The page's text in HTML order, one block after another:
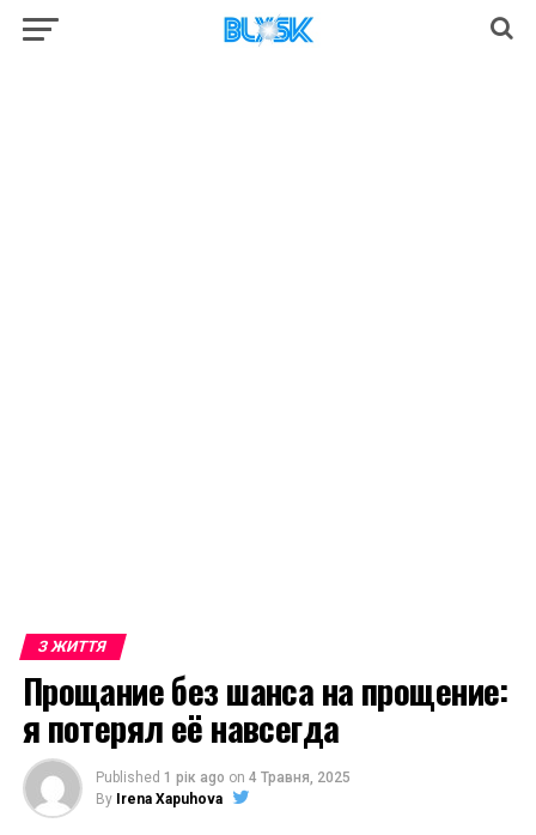
З ЖИТТЯ
Прощание без шанса на прощение:
я потерял её навсегда
Published 1 рік ago on 4 Травня, 2025
By Irena Xapuhova